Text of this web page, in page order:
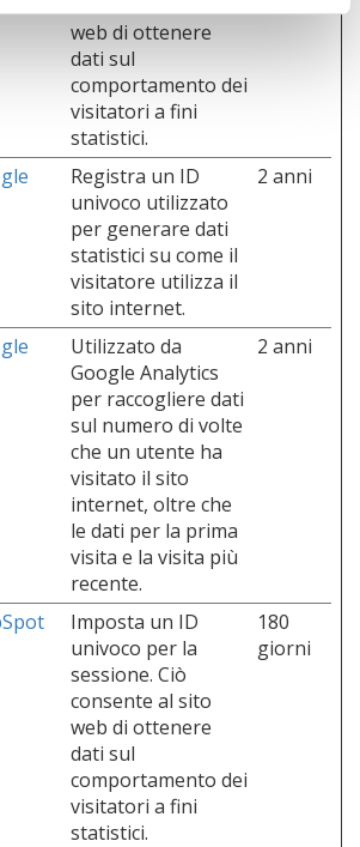
web di ottenere
dati sul
comportamento dei
visitatori a fini
statistici.
Registra un ID
univoco utilizzato
per generare dati
statistici su come il
visitatore utilizza il
sito internet.
2 anni
Utilizzato da
Google Analytics
per raccogliere dati
sul numero di volte
che un utente ha
visitato il sito
internet, oltre che
le dati per la prima
visita e la visita più
recente.
2 anni
Imposta un ID
univoco per la
sessione. Ciò
consente al sito
web di ottenere
dati sul
comportamento dei
visitatori a fini
statistici.
180
giorni